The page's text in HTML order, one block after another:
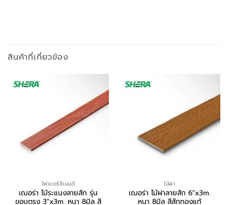
สินค้าที่เกี่ยวข้อง
ไฟเบอร์ซีเมนต์
เฌอร่า ไม้ระแนงลายสัก รุ่น
ขอบตรง 3″x3m. หนา 8มิล สี
ไม้ฝา
เฌอร่า ไม้ฝาลายสัก 6″x3m.
หนา 8มิล สีสักทองแท้